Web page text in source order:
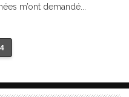
m’ont demandé...
4